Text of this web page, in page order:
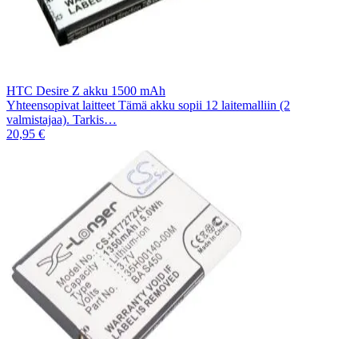
HTC Desire Z akku 1500 mAh
Yhteensopivat laitteet Tämä akku sopii 12 laitemalliin (2
valmistajaa). Tarkis…
20,95 €